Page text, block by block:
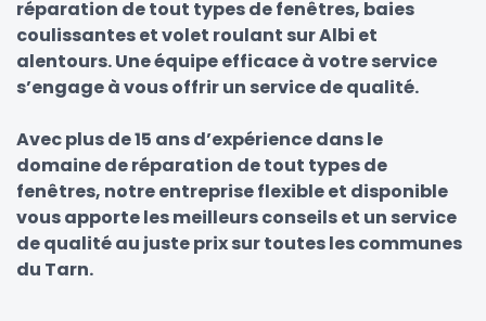
réparation de tout types de fenêtres, baies
coulissantes et volet roulant sur Albi et
alentours. Une équipe efficace à votre service
s’engage à vous offrir un service de qualité.
Avec plus de 15 ans d’expérience dans le
domaine de réparation de tout types de
fenêtres, notre entreprise flexible et disponible
vous apporte les meilleurs conseils et un service
de qualité au juste prix sur toutes les communes
du Tarn.